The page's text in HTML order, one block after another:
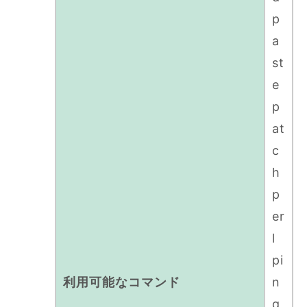
利用可能なコマンド
p
a
st
e
p
at
c
h
p
er
l
pi
n
g